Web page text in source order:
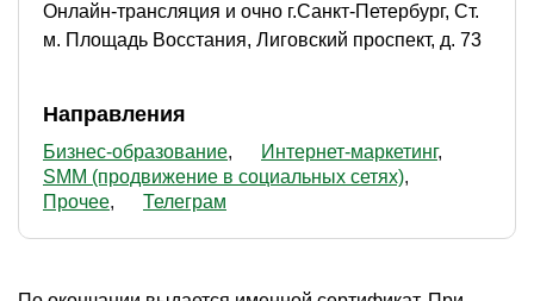
Онлайн-трансляция и очно г.Санкт-Петербург, Ст.
м. Площадь Восстания, Лиговский проспект, д. 73
Направления
Бизнес-образование
Интернет-маркетинг
SMM (продвижение в социальных сетях)
Прочее
Телеграм